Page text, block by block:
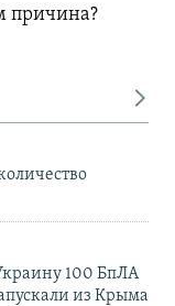
причина?
100 БпЛА
из Крыма